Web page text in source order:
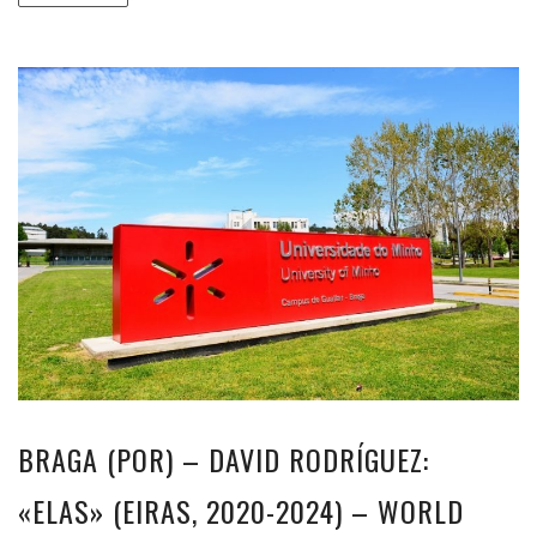
BRAGA (POR) – DAVID RODRÍGUEZ:
«ELAS» (EIRAS, 2020-2024) – WORLD